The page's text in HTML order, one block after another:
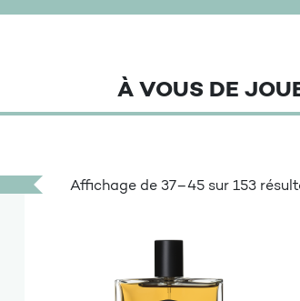
À VOUS DE
Affichage de 37–45 sur 153